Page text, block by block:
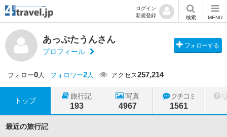
ログイン
新規登録
検索 MENU
あっぷたうんさん
プロフィール
フォローする
フォロー0人 フォロワー2人 アクセス257,214
トップ
旅行記
193
写真
4967
クチコミ
1561
最近の旅行記